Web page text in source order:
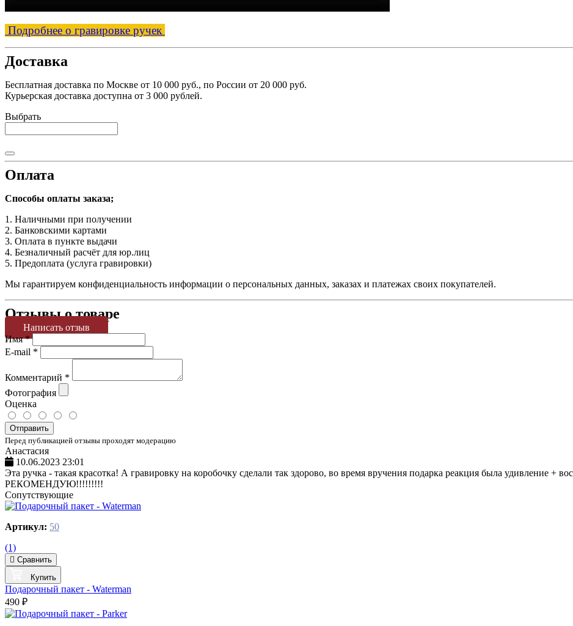
Подробнее о гравировке ручек
Доставка
Бесплатная доставка по Москве от 10 000 руб., по России от 20 000 руб.
Курьерская доставка доступна от 3 000 рублей.
Выбрать
Оплата
Способы оплаты заказа;
1. Наличными при получении
2. Банковскими картами
3. Оплата в пункте выдачи
4. Безналичный расчёт для юр.лиц
5. Предоплата (услуга гравировки)
Мы гарантируем конфиденциальность информации о персональных данных, заказах и платежах своих покупателей.
Отзывы о товаре
Написать отзыв
Имя*
E-mail *
Комментарий *
Фотография
Оценка
Отправить
Перед публикацией отзывы проходят модерацию
Анастасия
10.06.2023 23:01
Эта ручка - такая красотка! А гравировку на коробочку сделали так здорово, во время вручения подарка реакция была удивление +
РЕКОМЕНДУЮ!!!!!!!!!
Сопутствующие
Артикул: 50
(1)
Сравнить
Купить
Подарочный пакет - Waterman
490 ₽